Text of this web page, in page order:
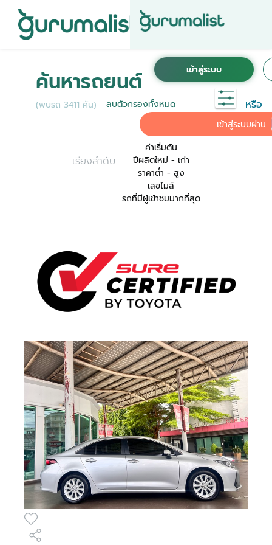
หรือ
เข้าสู่ระบบผ่าน
ค้นหารถยนต์
(พบรถ 3411 คัน) ลบตัวกรองทั้งหมด
เรียงลำดับ
ค่าเริ่มต้น
ปีผลิตใหม่ - เก่า
ราคาต่ำ - สูง
เลขไมล์
รถที่มีผู้เข้าชมมากที่สุด
เพื่อการใช้งานที่สะดวกที่สุด ระบบจะทำการเชื่อม
ต่อบัญชีการใช้งาน KINTO ของคุณเข้ากับ
Gurumalist